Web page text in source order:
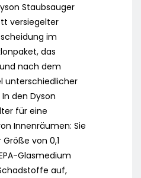
Staubsauger
versiegelter
im
das
nach dem
unterschiedlicher
den Dyson
für eine
Innenräumen: Sie
von 0,1
Glasmedium
auf,